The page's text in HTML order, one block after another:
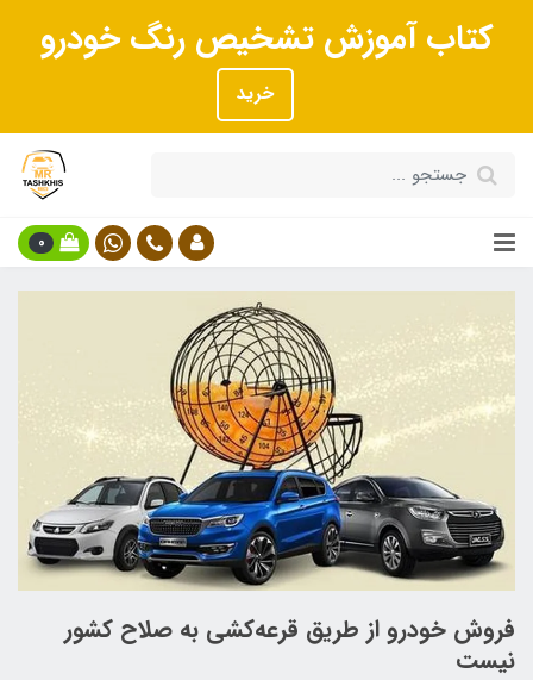
کتاب آموزش تشخیص رنگ خودرو
خرید
0
فروش خودرو از طریق قرعه‌کشی به صلاح کشور
نیست